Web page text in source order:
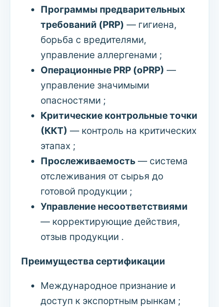
Программы предварительных
требований (PRP) — гигиена,
борьба с вредителями,
управление аллергенами ;
Операционные PRP (oPRP) —
управление значимыми
опасностями ;
Критические контрольные точки
(ККТ) — контроль на критических
этапах ;
Прослеживаемость — система
отслеживания от сырья до
готовой продукции ;
Управление несоответствиями
— корректирующие действия,
отзыв продукции .
Преимущества сертификации
Международное признание и
доступ к экспортным рынкам ;